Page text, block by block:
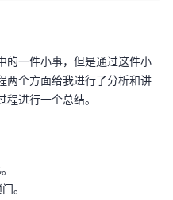
的一件小事，但是通过这件小
两个方面给我进行了分析和讲
进行一个总结。
。